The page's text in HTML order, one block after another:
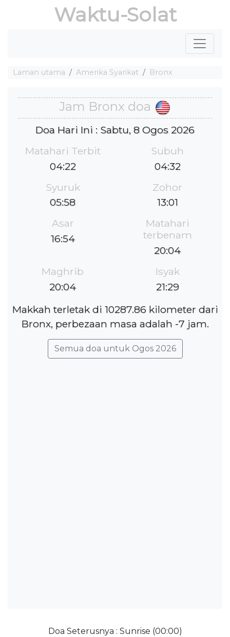
Waktu-Solat
Laman utama Amerika Syarikat Bronx
Jam Bronx doa
Doa Hari Ini : Sabtu, 8 Ogos 2026
Matahari Terbit
04:22
Subuh
04:32
Syuruk
05:58
Zohor
13:01
Asar
16:54
Matahari
terbenam
20:04
Maghrib
20:04
Isyak
21:29
Makkah terletak di 10287.86 kilometer dari
Bronx, perbezaan masa adalah -7 jam.
Semua doa untuk Ogos 2026
Doa Seterusnya : Sunrise (00:00)